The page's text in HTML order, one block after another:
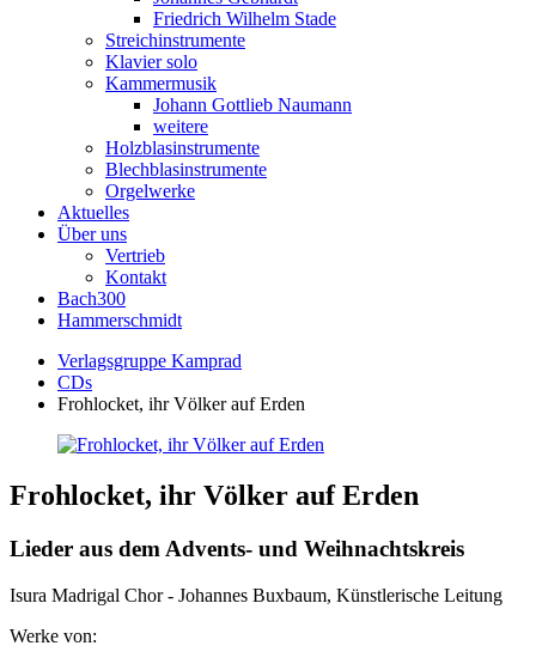
Friedrich Wilhelm Stade
Streichinstrumente
Klavier solo
Kammermusik
Johann Gottlieb Naumann
weitere
Holzblasinstrumente
Blechblasinstrumente
Orgelwerke
Aktuelles
Über uns
Vertrieb
Kontakt
Bach300
Hammerschmidt
Verlagsgruppe Kamprad
CDs
Frohlocket, ihr Völker auf Erden
Frohlocket, ihr Völker auf Erden
Lieder aus dem Advents- und Weihnachtskreis
Isura Madrigal Chor - Johannes Buxbaum, Künstlerische Leitung
Werke von: